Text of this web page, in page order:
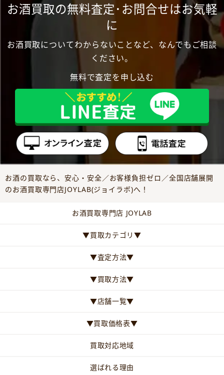
お酒買取の無料査定･お問合せはお気軽
に
お酒買取についてわからないことなど、なんでもご相談
ください。
無料で査定を申し込む
お酒の買取なら、安心・安全／お客様負担ゼロ／全国店舗展開
のお酒買取専門店JOYLAB(ジョイラボ)へ！
お酒買取専門店 JOYLAB
▼買取カテゴリ▼
▼査定方法▼
▼買取方法▼
▼店舗一覧▼
▼買取価格表▼
買取対応地域
選ばれる理由